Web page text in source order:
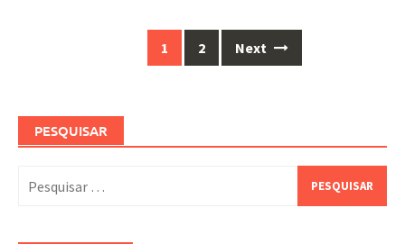
1 2 Next
PESQUISAR
por: